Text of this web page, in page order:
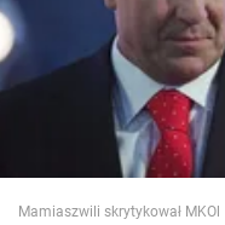
Wojna na Ukrainie
Jedzenie
Mamiaszwili skrytykował MKOl